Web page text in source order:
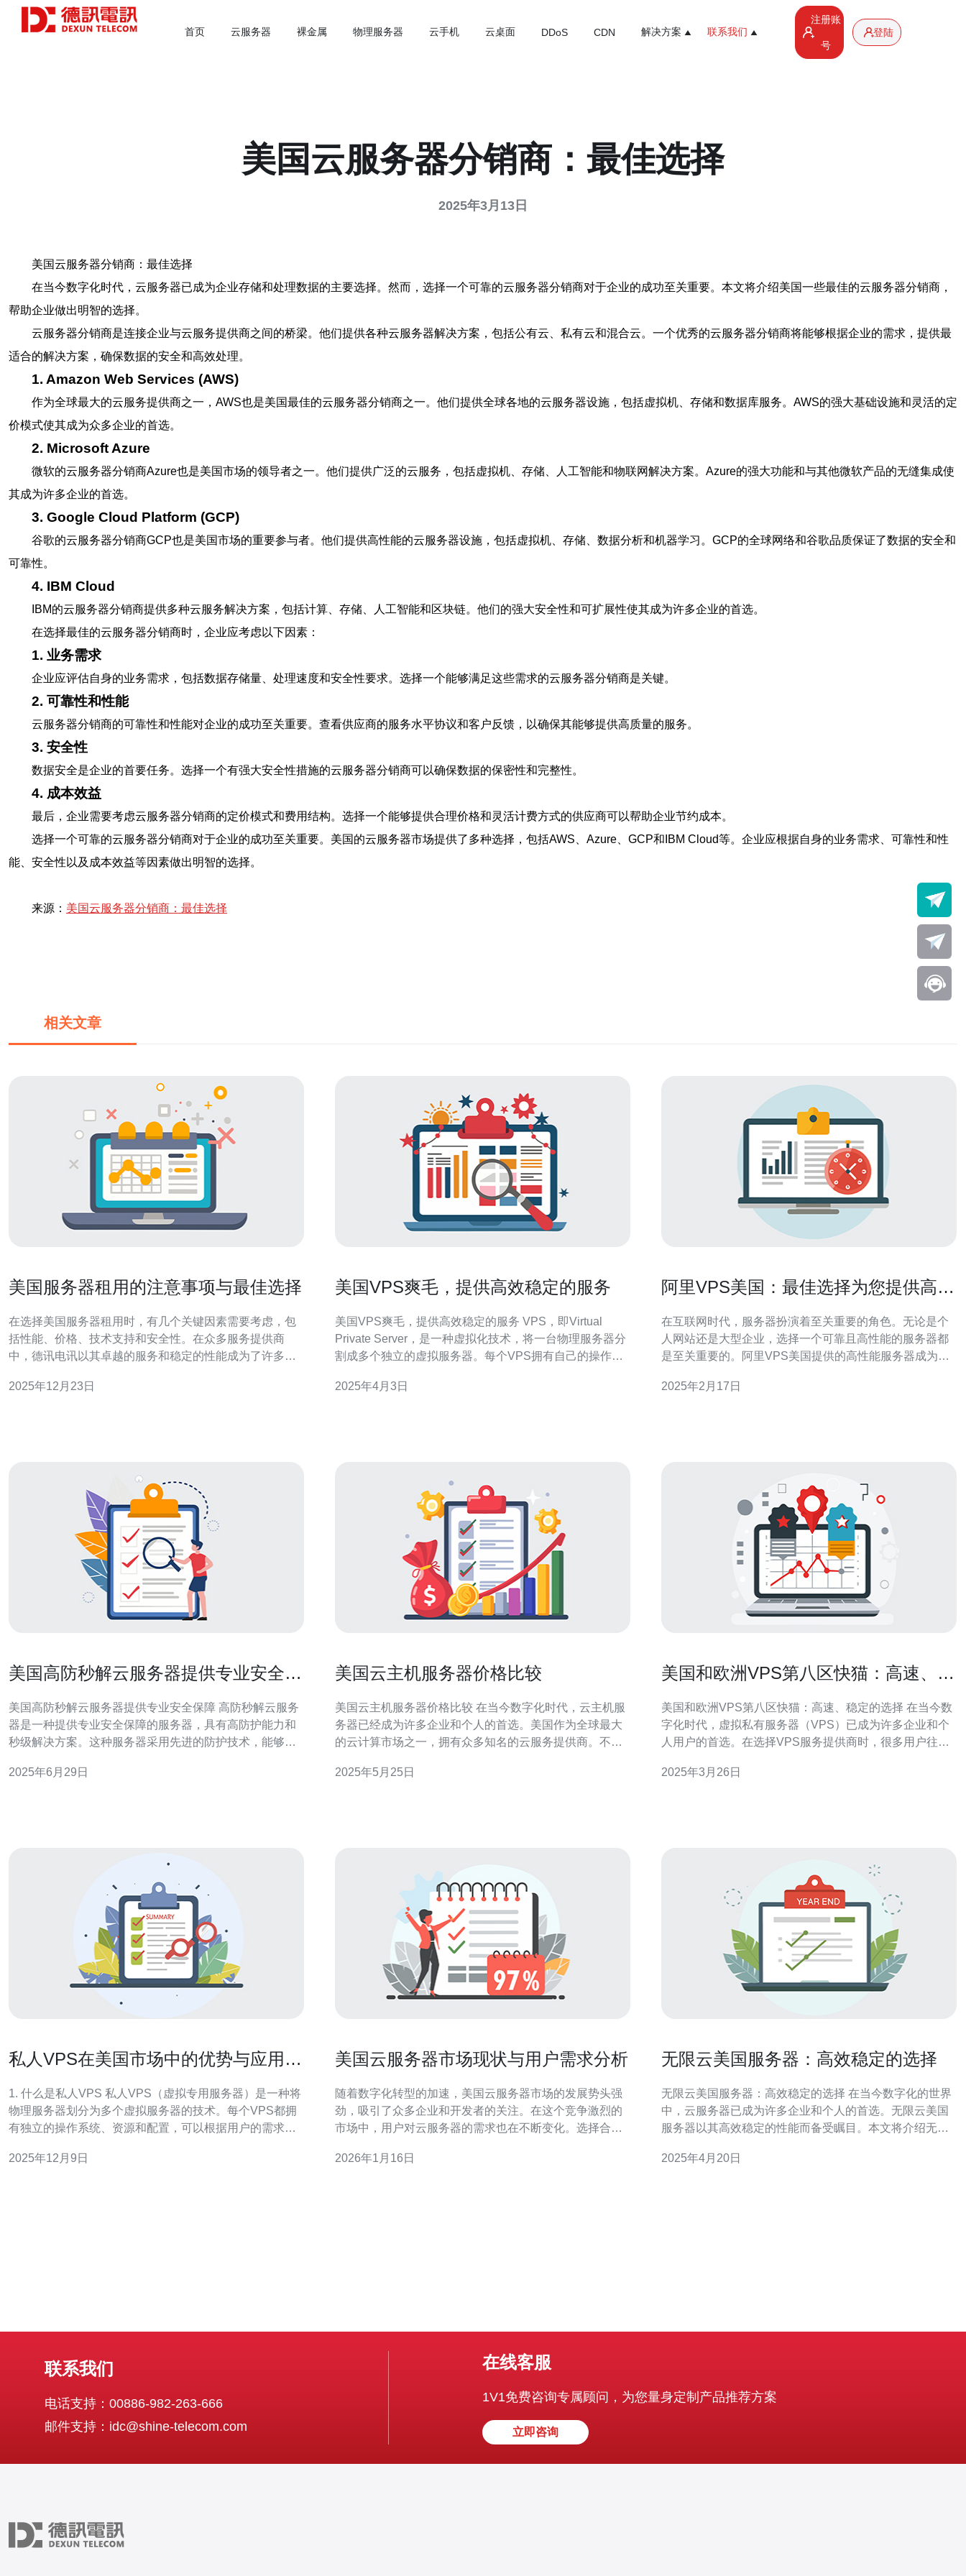
首页 云服务器 裸金属 物理服务器 云手机 云桌面 DDoS CDN 解决方案 联系我们
注册账
号
登陆
美国云服务器分销商：最佳选择
2025年3月13日
美国云服务器分销商：最佳选择
在当今数字化时代，云服务器已成为企业存储和处理数据的主要选择。然而，选择一个可靠的云服务器分销商对于企业的成功至关重要。本文将介绍美国一些最佳的云服务器分销商，
帮助企业做出明智的选择。
云服务器分销商是连接企业与云服务提供商之间的桥梁。他们提供各种云服务器解决方案，包括公有云、私有云和混合云。一个优秀的云服务器分销商将能够根据企业的需求，提供最
适合的解决方案，确保数据的安全和高效处理。
1. Amazon Web Services (AWS)
作为全球最大的云服务提供商之一，AWS也是美国最佳的云服务器分销商之一。他们提供全球各地的云服务器设施，包括虚拟机、存储和数据库服务。AWS的强大基础设施和灵活的定
价模式使其成为众多企业的首选。
2. Microsoft Azure
微软的云服务器分销商Azure也是美国市场的领导者之一。他们提供广泛的云服务，包括虚拟机、存储、人工智能和物联网解决方案。Azure的强大功能和与其他微软产品的无缝集成使
其成为许多企业的首选。
3. Google Cloud Platform (GCP)
谷歌的云服务器分销商GCP也是美国市场的重要参与者。他们提供高性能的云服务器设施，包括虚拟机、存储、数据分析和机器学习。GCP的全球网络和谷歌品质保证了数据的安全和
可靠性。
4. IBM Cloud
IBM的云服务器分销商提供多种云服务解决方案，包括计算、存储、人工智能和区块链。他们的强大安全性和可扩展性使其成为许多企业的首选。
在选择最佳的云服务器分销商时，企业应考虑以下因素：
1. 业务需求
企业应评估自身的业务需求，包括数据存储量、处理速度和安全性要求。选择一个能够满足这些需求的云服务器分销商是关键。
2. 可靠性和性能
云服务器分销商的可靠性和性能对企业的成功至关重要。查看供应商的服务水平协议和客户反馈，以确保其能够提供高质量的服务。
3. 安全性
数据安全是企业的首要任务。选择一个有强大安全性措施的云服务器分销商可以确保数据的保密性和完整性。
4. 成本效益
最后，企业需要考虑云服务器分销商的定价模式和费用结构。选择一个能够提供合理价格和灵活计费方式的供应商可以帮助企业节约成本。
选择一个可靠的云服务器分销商对于企业的成功至关重要。美国的云服务器市场提供了多种选择，包括AWS、Azure、GCP和IBM Cloud等。企业应根据自身的业务需求、可靠性和性
能、安全性以及成本效益等因素做出明智的选择。
来源： 美国云服务器分销商：最佳选择
相关文章
美国服务器租用的注意事项与最佳选择
在选择美国服务器租用时，有几个关键因素需要考虑，包
括性能、价格、技术支持和安全性。在众多服务提供商
中，德讯电讯以其卓越的服务和稳定的性能成为了许多用
的事项，以及为何德讯电讯是一个值得信赖的选择。 服务
2025年12月23日
美国VPS爽毛，提供高效稳定的服务
美国VPS爽毛，提供高效稳定的服务 VPS，即Virtual
Private Server，是一种虚拟化技术，将一台物理服务器分
割成多个独立的虚拟服务器。每个VPS拥有自己的操作系
中心，拥有先进的网络基础设施和稳定的电力供应，是许
2025年4月3日
阿里VPS美国：最佳选择为您提供高性
在互联网时代，服务器扮演着至关重要的角色。无论是个
人网站还是大型企业，选择一个可靠且高性能的服务器都
是至关重要的。阿里VPS美国提供的高性能服务器成为了
势。 阿里VPS美国的服务器性能卓越，能够满足各种需
2025年2月17日
美国高防秒解云服务器提供专业安全保
美国高防秒解云服务器提供专业安全保障 高防秒解云服务
器是一种提供专业安全保障的服务器，具有高防护能力和
秒级解决方案。这种服务器采用先进的防护技术，能够有
解云服务器具有以下特点： 强大的防护能力：能够有效抵
2025年6月29日
美国云主机服务器价格比较
美国云主机服务器价格比较 在当今数字化时代，云主机服
务器已经成为许多企业和个人的首选。美国作为全球最大
的云计算市场之一，拥有众多知名的云服务提供商。不同
几家知名的美国云主机服务商进行价格比较，帮助您选择
2025年5月25日
美国和欧洲VPS第八区快猫：高速、稳
美国和欧洲VPS第八区快猫：高速、稳定的选择 在当今数
字化时代，虚拟私有服务器（VPS）已成为许多企业和个
人用户的首选。在选择VPS服务提供商时，很多用户往往
一个值得推荐的选择。 美国和欧洲VPS第八区快猫拥有一
2025年3月26日
私人VPS在美国市场中的优势与应用案
1. 什么是私人VPS 私人VPS（虚拟专用服务器）是一种将
物理服务器划分为多个虚拟服务器的技术。每个VPS都拥
有独立的操作系统、资源和配置，可以根据用户的需求进
活性而备受青睐。用户可以根据自己的需求选择不同的配
2025年12月9日
美国云服务器市场现状与用户需求分析
随着数字化转型的加速，美国云服务器市场的发展势头强
劲，吸引了众多企业和开发者的关注。在这个竞争激烈的
市场中，用户对云服务器的需求也在不断变化。选择合适
此，本文将对美国云服务器市场进行详尽的评测与介绍，
2026年1月16日
无限云美国服务器：高效稳定的选择
无限云美国服务器：高效稳定的选择 在当今数字化的世界
中，云服务器已成为许多企业和个人的首选。无限云美国
服务器以其高效稳定的性能而备受瞩目。本文将介绍无限
的硬件和先进的技术，具有出色的性能表现。其强大的处
2025年4月20日
联系我们
电话支持：00886-982-263-666
邮件支持：idc@shine-telecom.com
在线客服
1V1免费咨询专属顾问，为您量身定制产品推荐方案
立即咨询